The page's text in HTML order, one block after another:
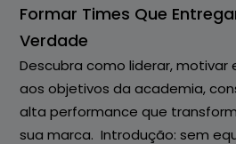
Formar Times Que
Verdade
Descubra como liderar, motivar
aos objetivos da academia,
alta performance que
sua marca. Introdução: sem